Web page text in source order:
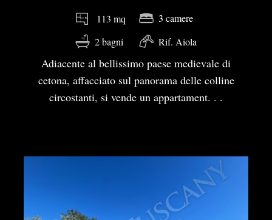
113 mq
2 bagni
3 camere
Rif. Aiola
Adiacente al bellissimo paese medievale di
cetona, affacciato sul panorama delle colline
circostanti, si vende un appartament. . .